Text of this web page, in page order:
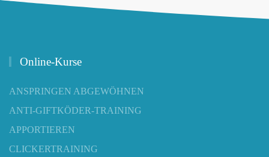
Online-Kurse
ANSPRINGEN ABGEWÖHNEN
ANTI-GIFTKÖDER-TRAINING
APPORTIEREN
CLICKERTRAINING